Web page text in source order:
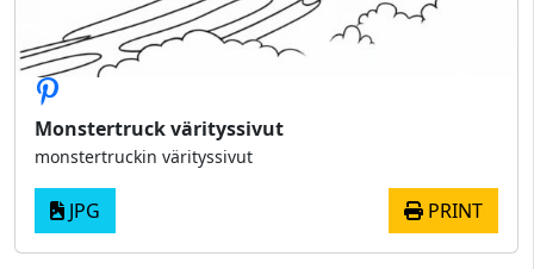
Monstertruck värityssivut
monstertruckin värityssivut
JPG PRINT